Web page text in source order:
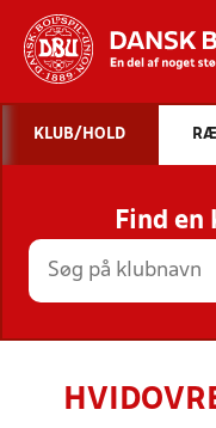
STILLINGER,
KLUB/HOLD
Find